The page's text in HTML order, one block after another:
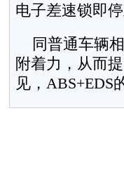
电子差速锁即停
同普通车辆相
附着力，从而
见，